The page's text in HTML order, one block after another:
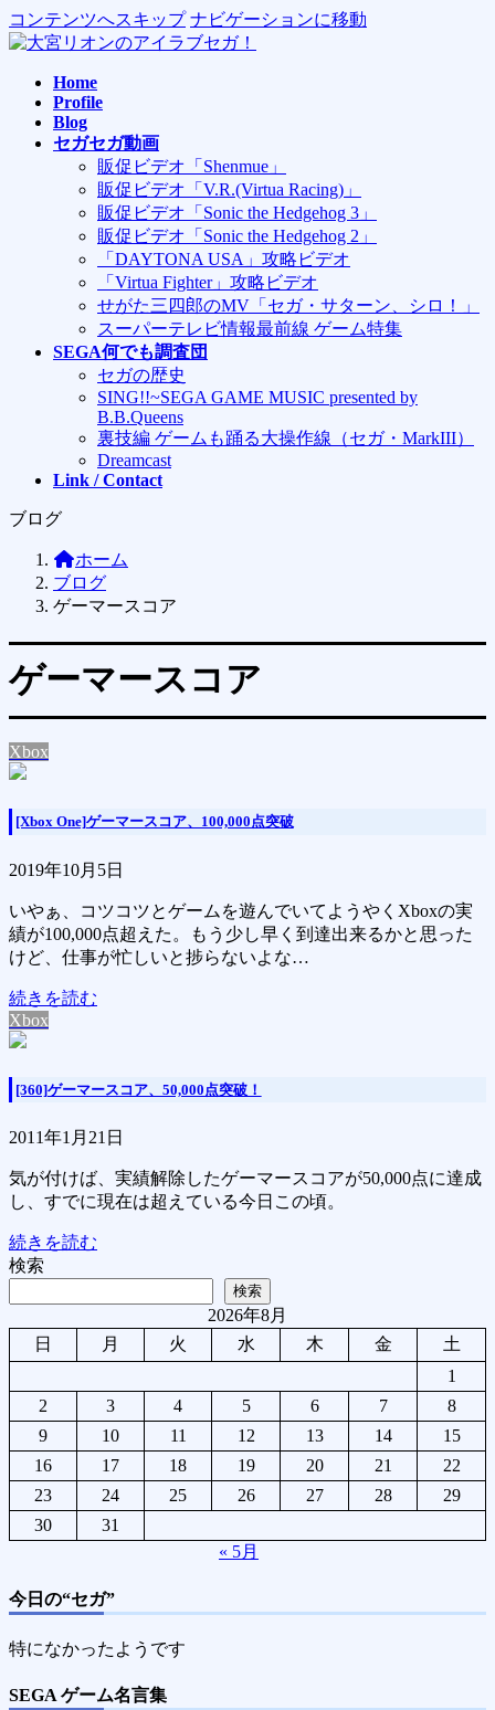
コンテンツへスキップ ナビゲーションに移動
Home
Profile
Blog
セガセガ動画
販促ビデオ「Shenmue」
販促ビデオ「V.R.(Virtua Racing)」
販促ビデオ「Sonic the Hedgehog 3」
販促ビデオ「Sonic the Hedgehog 2」
「DAYTONA USA」攻略ビデオ
「Virtua Fighter」攻略ビデオ
せがた三四郎のMV「セガ・サターン、シロ！」
スーパーテレビ情報最前線 ゲーム特集
SEGA何でも調査団
セガの歴史
SING!!~SEGA GAME MUSIC presented by
B.B.Queens
裏技編 ゲームも踊る大操作線（セガ・MarkIII）
Dreamcast
Link / Contact
ブログ
ホーム
ブログ
ゲーマースコア
ゲーマースコア
Xbox
[Xbox One]ゲーマースコア、100,000点突破
2019年10月5日
いやぁ、コツコツとゲームを遊んでいてようやくXboxの実
績が100,000点超えた。もう少し早く到達出来るかと思った
けど、仕事が忙しいと捗らないよな…
続きを読む
Xbox
[360]ゲーマースコア、50,000点突破！
2011年1月21日
気が付けば、実績解除したゲーマースコアが50,000点に達成
し、すでに現在は超えている今日この頃。
続きを読む
検索
検索
2026年8月
日
月 火 水 木 金
土
1
2
3 4 5 6 7
8
9
10 11 12 13 14
15
16
17 18 19 20 21
22
23
24 25 26 27 28
29
30
31
« 5月
今日の“セガ”
特になかったようです
SEGA ゲーム名言集